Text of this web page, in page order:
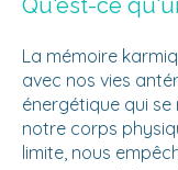
La mémoire
avec nos vies
énergétique qui
notre corps
limite, nous